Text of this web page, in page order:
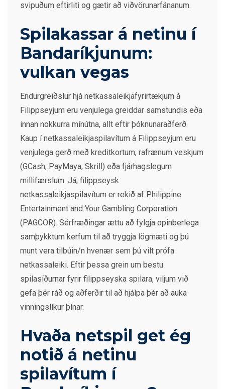
svipuðum eftirliti og gætir að viðvörunarfánanum.
Spilakassar á netinu í
Bandaríkjunum:
vulkan vegas
Endurgreiðslur hjá netkassaleikjafyrirtækjum á
Filippseyjum eru venjulega greiddar samstundis eða
innan nokkurra mínútna, allt eftir þóknunaraðferð.
Kaup í netkassaleikjaspilavítum á Filippseyjum eru
venjulega gerð með kreditkortum, rafrænum veskjum
(GCash, PayMaya, Skrill) eða fjárhagslegum
millifærslum. Já, filippseysk
netkassaleikjaspilavítum er rekið af Philippine
Entertainment and Your Gambling Corporation
(PAGCOR). Sérfræðingar ættu að fylgja opinberlega
samþykktum kerfum til að tryggja lögmæti og þú
munt vera tilbúin/n hvenær sem þú vilt prófa
netkassaleiki. Eftir þessa grein um bestu
spilasíðurnar fyrir filippseyska spilara, viljum við
gefa þér ráð og aðferðir til að hjálpa þér að auka
vinningslíkur þínar.
Hvaða netspil get ég
notið á netinu
spilavítum í